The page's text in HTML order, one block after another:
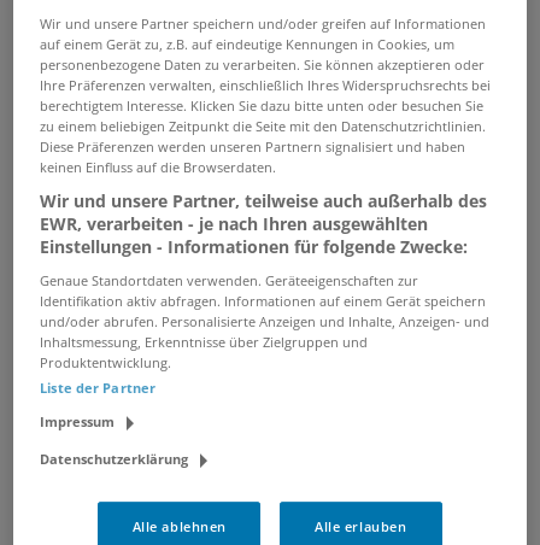
Akquise / Beratung /
Kundenbetreuung (m/w/d)
04.08.2026 /Workwise GmbH /
Mönchengladbach
verwandte und ähnliche Stellenangebote
Customer Service Agent (m/w/d)
09.08.2026 /Anex Tour GmbH/ Düsseldorf
Customer Operations Manager
(m/w/d)
07.08.2026 /
Leipzig, Düsseldorf, Backnang
Firmenkundenassistenz (m/w/d)
Wir und unsere Partner speichern und/oder greifen auf Informationen
auf einem Gerät zu, z.B. auf eindeutige Kennungen in Cookies, um
personenbezogene Daten zu verarbeiten. Sie können akzeptieren oder
Ihre Präferenzen verwalten, einschließlich Ihres Widerspruchsrechts bei
berechtigtem Interesse. Klicken Sie dazu bitte unten oder besuchen Sie
zu einem beliebigen Zeitpunkt die Seite mit den Datenschutzrichtlinien.
Diese Präferenzen werden unseren Partnern signalisiert und haben
keinen Einfluss auf die Browserdaten.
Wir und unsere Partner, teilweise auch außerhalb des
EWR, verarbeiten - je nach Ihren ausgewählten
Einstellungen - Informationen für folgende Zwecke:
Genaue Standortdaten verwenden. Geräteeigenschaften zur
Identifikation aktiv abfragen. Informationen auf einem Gerät speichern
und/oder abrufen. Personalisierte Anzeigen und Inhalte, Anzeigen- und
Inhaltsmessung, Erkenntnisse über Zielgruppen und
Produktentwicklung.
Liste der Partner
Impressum
Datenschutzerklärung
Alle ablehnen Alle erlauben